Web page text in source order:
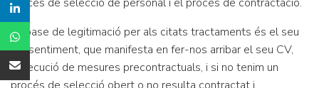
La base de legitimació per als citats tractaments és el seu
consentiment, que manifesta en fer-nos arribar el seu CV,
l'execució de mesures precontractuals, i si no tenim un